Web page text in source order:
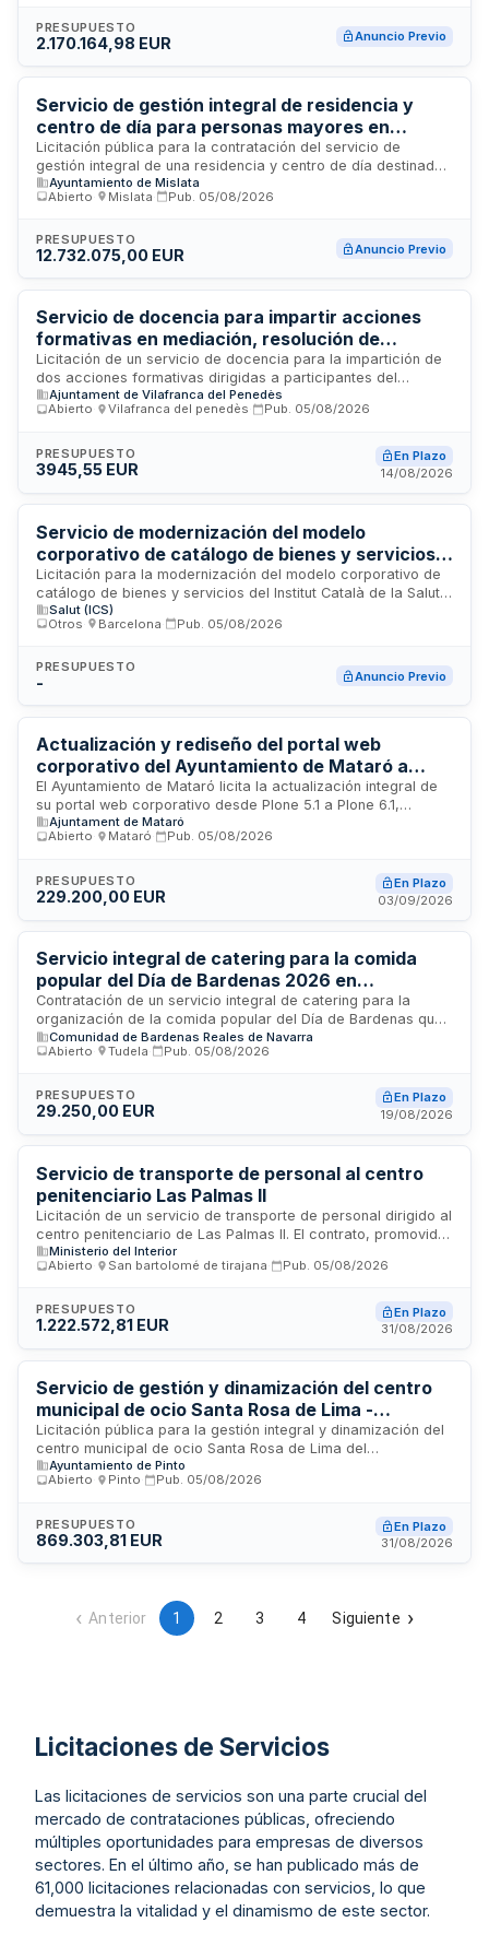
protección y seguridad física de las instalaciones destinadas
al alojamiento temporal de empresas emergentes y
centros y edificios que conforman esta red municipal de
apoyo al emprendimiento ubicados en Madrid.
PRESUPUESTO
2.170.164,98 EUR Anuncio Previo
Servicio de gestión integral de residencia y
centro de día para personas mayores en
Mislata
Licitación pública para la contratación del servicio de
gestión integral de una residencia y centro de día destinados
a la atención de personas mayores en Mislata. El
Ayuntamiento de Mislata, a través de su Junta de Gobierno
operación y mantenimiento de las instalaciones, así como la
prestación de servicios asistenciales, sanitarios y de
gestión de personal, servicios de comedor, limpieza,
mantenimiento de instalaciones y programas de atención
sociosanitaria dirigidos a mejorar la calidad de vida de los
residentes.
Ayuntamiento de Mislata
Abierto
Mislata Pub. 05/08/2026
PRESUPUESTO
12.732.075,00 EUR Anuncio Previo
Servicio de docencia para impartir acciones
formativas en mediación, resolución de
conflictos y gestión del estrés - Ajuntament de
Vilafranca del Penedès
Licitación de un servicio de docencia para la impartición de
dos acciones formativas dirigidas a participantes del
Programa Trabajo y Formación del Servicio Público de
Ocupación de Cataluña. Las acciones comprenden
horas, y detección, prevención y gestión del estrés con 40
horas de formación. El servicio es convocado por el
licítador responsable de la prestación educativa a través de
docentes cualificados.
Ajuntament de Vilafranca del Penedès
Abierto
Vilafranca del penedès Pub. 05/08/2026
PRESUPUESTO
3945,55 EUR
En Plazo
14/08/2026
Servicio de modernización del modelo
corporativo de catálogo de bienes y servicios
del Institut Català de la Salut
Licitación para la modernización del modelo corporativo de
catálogo de bienes y servicios del Institut Català de la Salut
(ICS), organismo sanitario público catalán. El contrato busca
actualizar y optimizar la gestión centralizada del catálogo de
procesos, eficiencia operativa y gobernanza en la
administración de recursos. Se ejecutará en Barcelona, sede
innovadoras que faciliten la clasificación, organización y
acceso a los recursos disponibles en el sistema sanitario
catalán.
Salut (ICS)
Otros
Barcelona Pub. 05/08/2026
PRESUPUESTO
- Anuncio Previo
Actualización y rediseño del portal web
corporativo del Ayuntamiento de Mataró a
Plone 6.1 con nuevas funcionalidades,
mantenimiento y alojamiento en la nube
El Ayuntamiento de Mataró licita la actualización integral de
su portal web corporativo desde Plone 5.1 a Plone 6.1,
incluyendo migración completa de datos, rediseño conforme
a criterios de accesibilidad y usabilidad con enfoque Mobile
de infraestructura a entorno cloud, y servicios de
mantenimiento preventivo, correctivo y evolutivo con soporte
Ajuntament de Mataró
Abierto
Mataró Pub. 05/08/2026
PRESUPUESTO
229.200,00 EUR
En Plazo
03/09/2026
Servicio integral de catering para la comida
popular del Día de Bardenas 2026 en
Carcastillo
Contratación de un servicio integral de catering para la
organización de la comida popular del Día de Bardenas que
se celebrará en el municipio de Carcastillo, Navarra. El
servicio incluye elaboración y suministro de menú, montaje y
menaje, servicio de camareros, coordinación del evento,
cumplimiento normativo sanitario y gestión de residuos.
Comunidad de Bardenas Reales de Navarra
Abierto
Tudela Pub. 05/08/2026
PRESUPUESTO
29.250,00 EUR
En Plazo
19/08/2026
Servicio de transporte de personal al centro
penitenciario Las Palmas II
Licitación de un servicio de transporte de personal dirigido al
centro penitenciario de Las Palmas II. El contrato, promovido
por la Subdirección General de Planificación y Gestión
Económica, comprende el desplazamiento regular de
servicio incluye la gestión integral del transporte,
garantizando la puntualidad y seguridad en los
contrato de servicios asciende a cantidad significativa,
reflejando la envergadura y continuidad del servicio
requerido para el funcionamiento diario de la infraestructura
penitenciaria.
Ministerio del Interior
Abierto
San bartolomé de tirajana Pub. 05/08/2026
PRESUPUESTO
1.222.572,81 EUR
En Plazo
31/08/2026
Servicio de gestión y dinamización del centro
municipal de ocio Santa Rosa de Lima -
Ayuntamiento de Pinto
Licitación pública para la gestión integral y dinamización del
centro municipal de ocio Santa Rosa de Lima del
Ayuntamiento de Pinto en Madrid. El contrato incluye la
prestación de servicios de programación, organización y
animación sociocultural dirigidas a los usuarios del centro. El
organismo contratante es la Junta de Gobierno del
recreativos y de ocupación del tiempo libre para los vecinos
municipales mediante una gestión eficaz y profesional del
equipamiento público.
Ayuntamiento de Pinto
Abierto
Pinto Pub. 05/08/2026
PRESUPUESTO
869.303,81 EUR
En Plazo
31/08/2026
Anterior 1 2 3 4 Siguiente
Licitaciones de Servicios
Las licitaciones de servicios son una parte crucial del
mercado de contrataciones públicas, ofreciendo
múltiples oportunidades para empresas de diversos
sectores. En el último año, se han publicado más de
61,000 licitaciones relacionadas con servicios, lo que
demuestra la vitalidad y el dinamismo de este sector.